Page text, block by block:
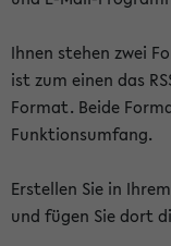
Ihnen stehen zwei
ist zum einen das
Format. Beide
Funktionsumfang.
Erstellen Sie in
und fügen Sie dort